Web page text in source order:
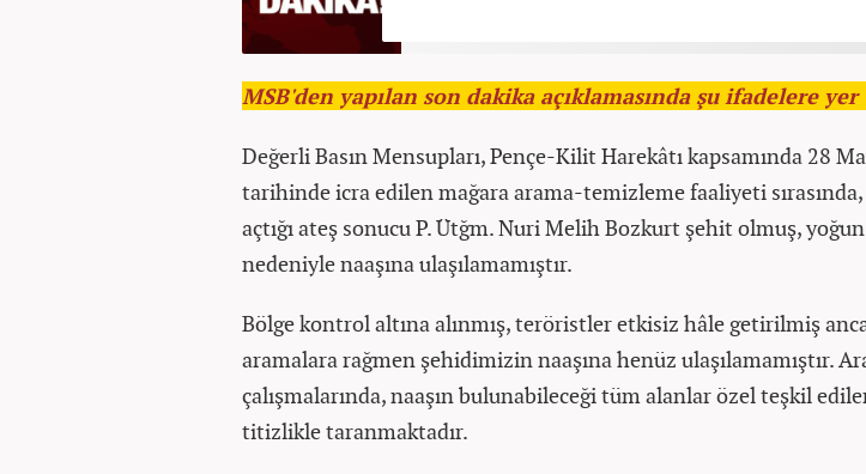
MSB'den yapılan son dakika açıklamasında şu ifadelere
Değerli Basın Mensupları, Pençe-Kilit Harekâtı kapsamında 28
tarihinde icra edilen mağara arama-temizleme faaliyeti
açtığı ateş sonucu P. Ütğm. Nuri Melih Bozkurt şehit olmuş,
nedeniyle naaşına ulaşılamamıştır.
Bölge kontrol altına alınmış, teröristler etkisiz hâle getirilmiş
aramalara rağmen şehidimizin naaşına henüz ulaşılamamıştır.
çalışmalarında, naaşın bulunabileceği tüm alanlar özel teşkil
titizlikle taranmaktadır.